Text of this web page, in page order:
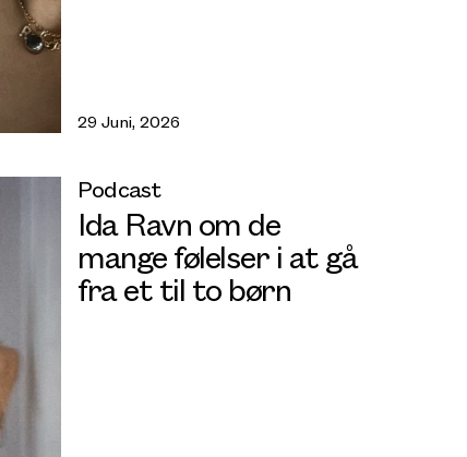
29 Juni, 2026
Podcast
Ida Ravn om de
mange følelser i at gå
fra et til to børn